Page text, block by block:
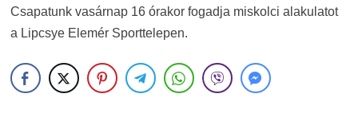
Csapatunk vasárnap 16 órakor fogadja miskolci alakulatot
a Lipcsye Elemér Sporttelepen.